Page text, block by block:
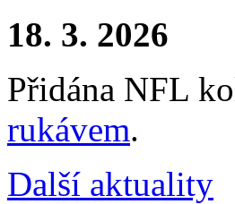
18. 3. 2026
Přidána NFL
rukávem.
Další aktuality